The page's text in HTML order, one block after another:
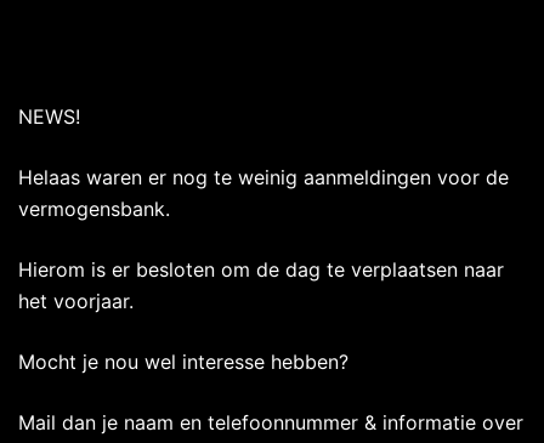
NEWS!
Helaas waren er nog te weinig aanmeldingen voor de
vermogensbank.
Hierom is er besloten om de dag te verplaatsen naar
het voorjaar.
Mocht je nou wel interesse hebben?
Mail dan je naam en telefoonnummer & informatie over